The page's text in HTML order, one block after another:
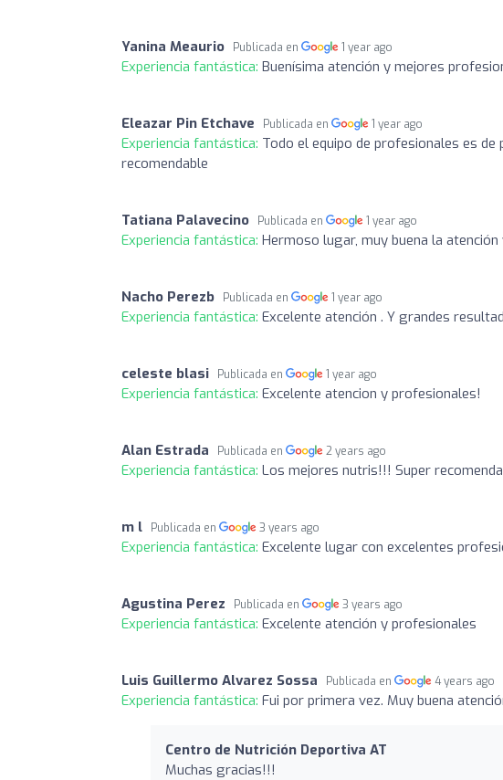
Yanina Meaurio Publicada en 1 year ago
Experiencia fantástica: Buenísima atención y mejores
Eleazar Pin Etchave Publicada en 1 year ago
Experiencia fantástica: Todo el equipo de profesionales es
recomendable
Tatiana Palavecino Publicada en 1 year ago
Experiencia fantástica: Hermoso lugar, muy buena la
Nacho Perezb Publicada en 1 year ago
Experiencia fantástica: Excelente atención . Y grandes
celeste blasi Publicada en 1 year ago
Experiencia fantástica: Excelente atencion y profesionales!
Alan Estrada Publicada en 2 years ago
Experiencia fantástica: Los mejores nutris!!! Super
m l Publicada en 3 years ago
Experiencia fantástica: Excelente lugar con excelentes
Agustina Perez Publicada en 3 years ago
Experiencia fantástica: Excelente atención y profesionales
Luis Guillermo Alvarez Sossa Publicada en 4 years ago
Experiencia fantástica: Fui por primera vez. Muy buena
Centro de Nutrición Deportiva AT
Muchas gracias!!!